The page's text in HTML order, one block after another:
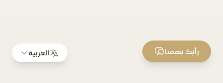
العربية رأيك يهمنا